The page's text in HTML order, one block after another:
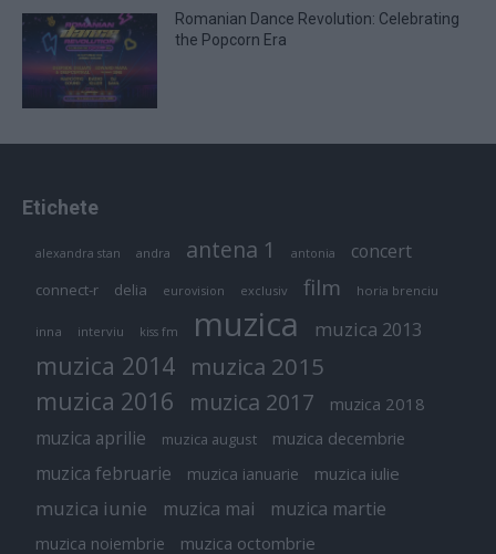
Romanian Dance Revolution: Celebrating
the Popcorn Era
Etichete
alexandra stan andra antena 1 antonia concert
connect-r delia eurovision exclusiv film horia brenciu
inna interviu kiss fm muzica muzica 2013
muzica 2014 muzica 2015
muzica 2016 muzica 2017 muzica 2018
muzica aprilie muzica august muzica decembrie
muzica februarie muzica ianuarie muzica iulie
muzica iunie muzica mai muzica martie
muzica noiembrie muzica octombrie